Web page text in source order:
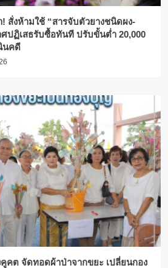
สั่งห้ามใช้ “สารจับตัวยางชนิดผง-
ศปฏิเสธรับซื้อทันที ปรับขั้นต่ำ 20,000
นคดี
คต จัดทอดผ้าป่าจากขยะ เปลี่ยนกอง